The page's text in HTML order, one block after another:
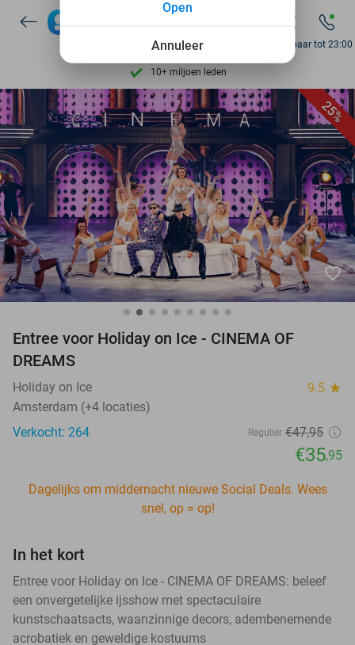
Ontdek 15.000+ deals
7 dagen per week beschikbaar
10+ miljoen leden
9,4 op basis van206.043 reviews
Ontdek 15.000+ deals
7 dagen per week beschikbaar
10+ miljoen leden
Bereikbaar tot 23:00
25%
favorite_border
Entree voor Holiday on Ice - CINEMA OF
DREAMS
Holiday on Ice 9.5 star
Amsterdam (+4 locaties)
Verkocht: 264
Regulier €47,95
€35,95
Dagelijks om middernacht nieuwe Social Deals. Wees
snel, op = op!
In het kort
Entree voor Holiday on Ice - CINEMA OF DREAMS: beleef
een onvergetelijke ijsshow met spectaculaire
kunstschaatsacts, waanzinnige decors, adembenemende
acrobatiek en geweldige kostuums
Annuleer
Open